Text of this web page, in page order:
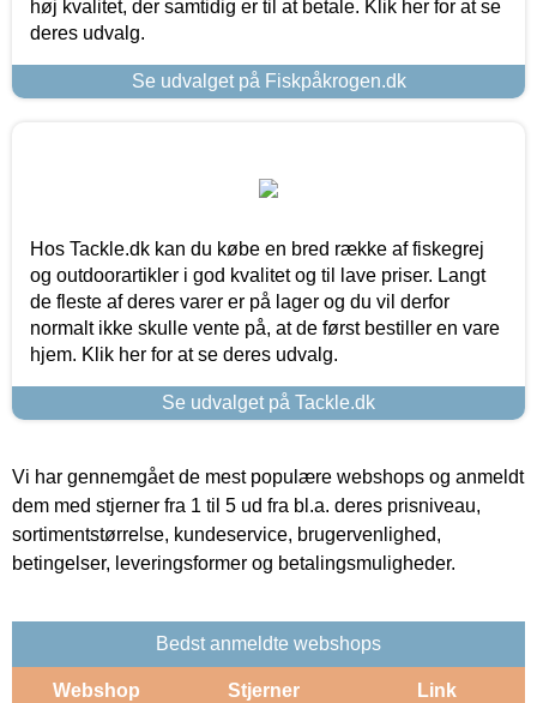
høj kvalitet, der samtidig er til at betale. Klik her for at se
deres udvalg.
Se udvalget på Fiskpåkrogen.dk
Hos Tackle.dk kan du købe en bred række af fiskegrej
og outdoorartikler i god kvalitet og til lave priser. Langt
de fleste af deres varer er på lager og du vil derfor
normalt ikke skulle vente på, at de først bestiller en vare
hjem. Klik her for at se deres udvalg.
Se udvalget på Tackle.dk
Vi har gennemgået de mest populære webshops og anmeldt
dem med stjerner fra 1 til 5 ud fra bl.a. deres prisniveau,
sortimentstørrelse, kundeservice, brugervenlighed,
betingelser, leveringsformer og betalingsmuligheder.
Bedst anmeldte webshops
Webshop Stjerner Link